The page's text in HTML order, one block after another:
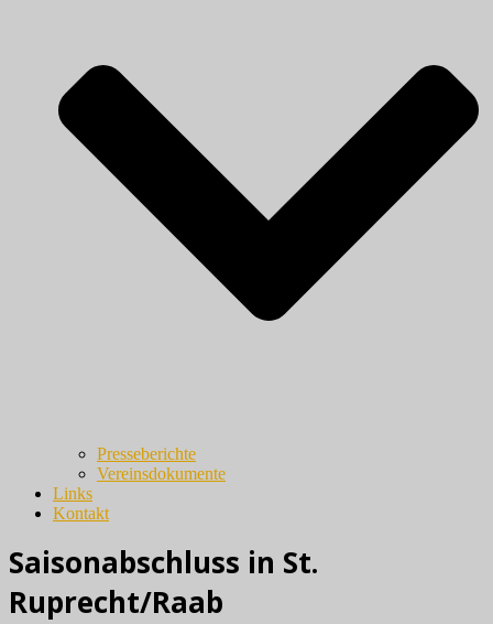
Presseberichte
Vereinsdokumente
Links
Kontakt
Saisonabschluss in St.
Ruprecht/Raab